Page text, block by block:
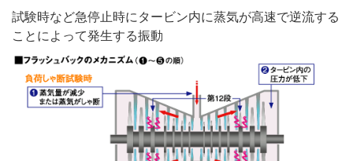
試験時など急停止時にタービン内に蒸気が高速で逆流する
ことによって発生する振動